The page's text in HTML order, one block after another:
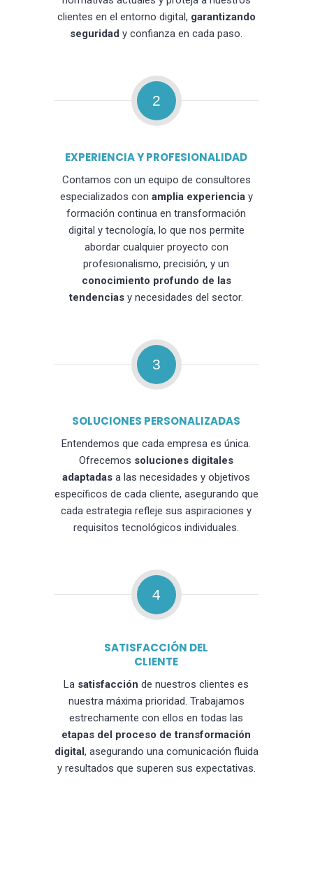
clientes en el entorno digital, garantizando
seguridad y confianza en cada paso.
2
EXPERIENCIA Y PROFESIONALIDAD
Contamos con un equipo de consultores
especializados con amplia experienciay
formación continua en transformación
digital y tecnología, lo que nos permite
abordar cualquier proyecto con
profesionalismo, precisión, y un
conocimiento profundo de las
tendencias y necesidades del sector.
3
SOLUCIONES PERSONALIZADAS
Entendemos que cada empresa es única.
Ofrecemos soluciones digitales
adaptadas a las necesidades y objetivos
específicos de cada cliente, asegurando que
cada estrategia refleje sus aspiraciones y
requisitos tecnológicos individuales.
4
SATISFACCIÓN DEL
CLIENTE
La satisfacción de nuestros clientes es
nuestra máxima prioridad. Trabajamos
estrechamente con ellos en todas las
etapas del proceso de transformación
digital, asegurando una comunicación fluida
y resultados que superen sus expectativas.